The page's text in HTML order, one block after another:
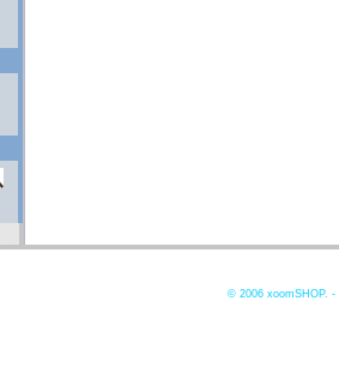
© 2006 xoomSHOP. -